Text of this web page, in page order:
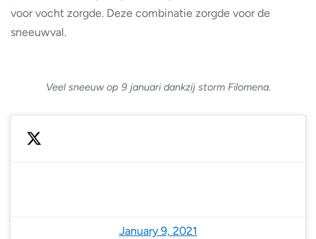
voor vocht zorgde. Deze combinatie zorgde voor de
sneeuwval.
Veel sneeuw op 9 januari dankzij storm Filomena.
January 9, 2021